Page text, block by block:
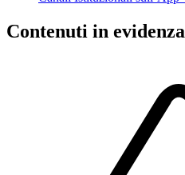
Contenuti in evidenza